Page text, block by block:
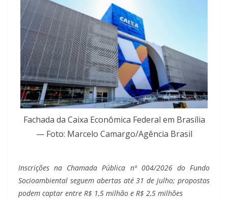
Fachada da Caixa Econômica Federal em Brasília
— Foto: Marcelo Camargo/Agência Brasil
Inscrições na Chamada Pública nº 004/2026 do Fundo
Socioambiental seguem abertas até 31 de julho; propostas
podem captar entre R$ 1,5 milhão e R$ 2,5 milhões